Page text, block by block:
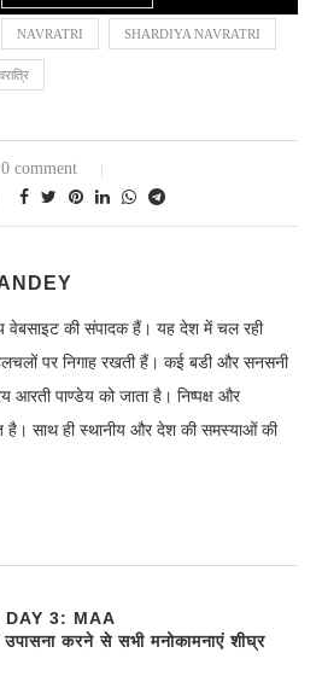
NAVRATRI SHARDIYA NAVRATRI
0 comment
वेबसाइट की संपादक हैं। यह देश में चल रही
पर निगाह रखती हैं। कई बडी और सनसनी
पाण्डेय को जाता है। निष्पक्ष और
है। साथ ही स्थानीय और देश की समस्याओं की
DAY 3: MAA
करने से सभी मनोकामनाएं शीघ्र